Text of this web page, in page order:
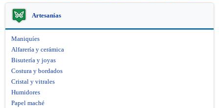
Artesanías
Maniquíes
Alfarería y cerámica
Bisutería y joyas
Costura y bordados
Cristal y vitrales
Humidores
Papel maché